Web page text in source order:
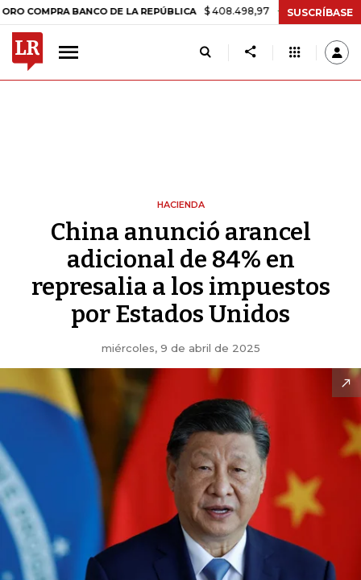
BANCO DE LA REPÚBLICA $ 408.498,97 +$ 8.753,81 +2,19%
SUSCRÍBASE
HACIENDA
China anunció arancel
adicional de 84% en
represalia a los impuestos
por Estados Unidos
miércoles, 9 de abril de 2025